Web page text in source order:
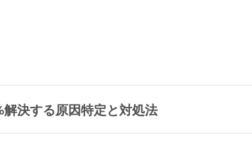
決する原因特定と対処法